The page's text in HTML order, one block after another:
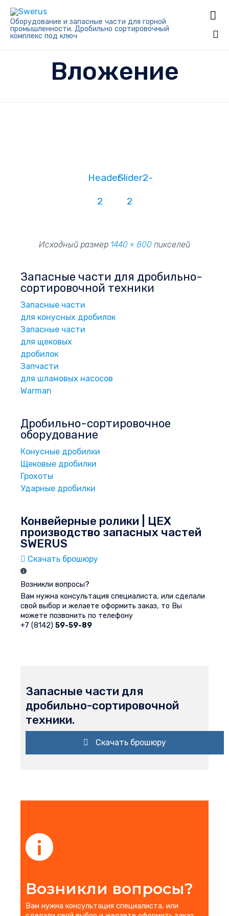
Оборудование и запасные части для горной
промышленности. Дробильно сортировочный
комплекс под ключ

Вложение
Header-
2
Slider2-
2
Исходный размер 1440 × 800 пикселей
Запасные части для дробильно-
сортировочной техники
Запасные части
для конусных дробилок
Запасные части
для щековых
дробилок
Запчасти
для шламовых насосов
Warman
Дробильно-сортировочное
оборудование
Конусные дробилки
Щековые дробилки
Грохоты
Ударные дробилки
Конвейерные ролики | ЦЕХ
производство запасных частей
SWERUS
Скачать брошюру
Возникли вопросы?
Вам нужна консультация специалиста, или сделали
свой выбор и желаете оформить заказ, то Вы
можете позвонить по телефону
+7 (8142) 59-59-89
Запасные части для
дробильно-сортировочной
техники.
Скачать брошюру
Возникли вопросы?
Вам нужна консультация специалиста, или